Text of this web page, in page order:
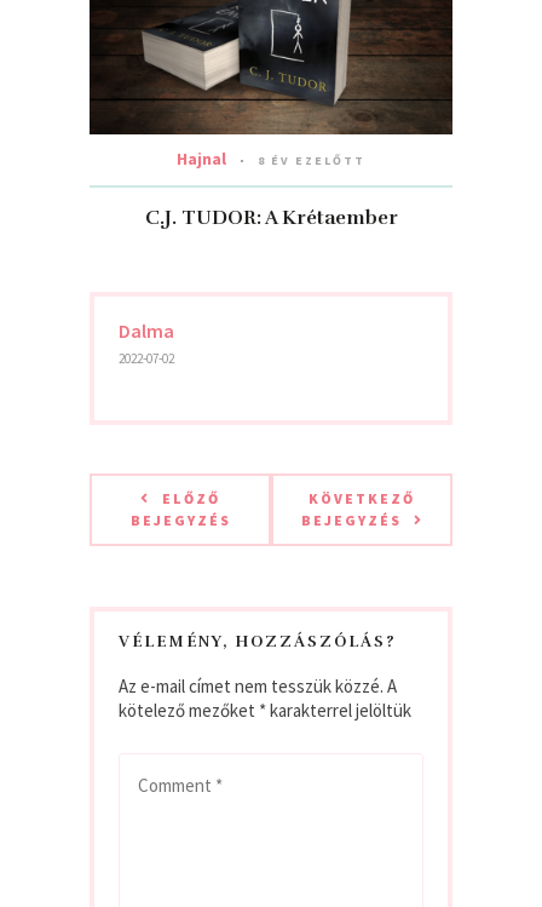
Hajnal 8 ÉV EZELŐTT
C.J. TUDOR: A Krétaember
Dalma
2022-07-02
ELŐZŐ
BEJEGYZÉS
KÖVETKEZŐ
BEJEGYZÉS
VÉLEMÉNY, HOZZÁSZÓLÁS?
Az e-mail címet nem tesszük közzé. A
kötelező mezőket *karakterrel jelöltük